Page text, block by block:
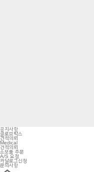
공지사항
글로브박스
견적의뢰
Medical
견적의뢰
소모품 주문
A/S 요청
카달로그신청
문의사항